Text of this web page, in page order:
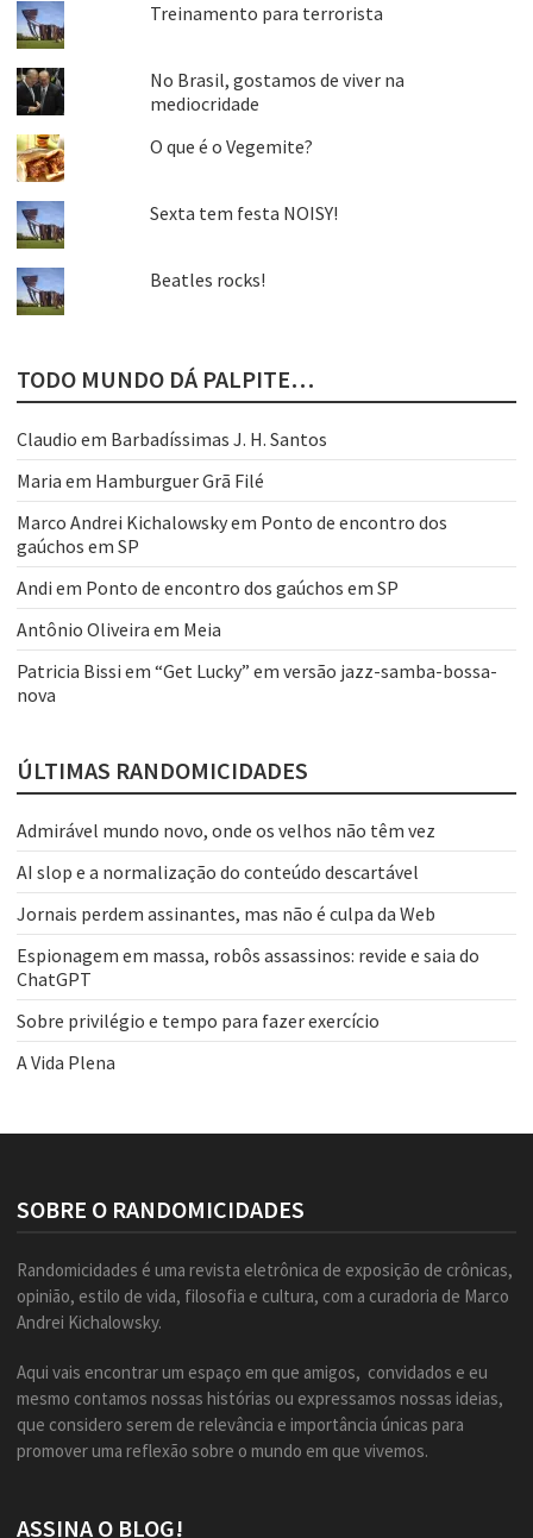
Treinamento para terrorista
No Brasil, gostamos de viver na
mediocridade
O que é o Vegemite?
Sexta tem festa NOISY!
Beatles rocks!
TODO MUNDO DÁ PALPITE…
Claudio em Barbadíssimas J. H. Santos
Maria em Hamburguer Grã Filé
Marco Andrei Kichalowskyem Ponto de encontro dos
gaúchos em SP
Andi em Ponto de encontro dos gaúchos em SP
Antônio Oliveira em Meia
Patricia Bissi em “Get Lucky” em versão jazz-samba-bossa-
nova
ÚLTIMAS RANDOMICIDADES
Admirável mundo novo, onde os velhos não têm vez
AI slop e a normalização do conteúdo descartável
Jornais perdem assinantes, mas não é culpa da Web
Espionagem em massa, robôs assassinos: revide e saia do
ChatGPT
Sobre privilégio e tempo para fazer exercício
A Vida Plena
SOBRE O RANDOMICIDADES
Randomicidades é uma revista eletrônica de exposição de crônicas,
opinião, estilo de vida, filosofia e cultura, com a curadoria de Marco
Andrei Kichalowsky.
Aqui vais encontrar um espaço em que amigos, convidados e eu
mesmo contamos nossas histórias ou expressamos nossas ideias,
que considero serem de relevância e importância únicas para
promover uma reflexão sobre o mundo em que vivemos.
ASSINA O BLOG!